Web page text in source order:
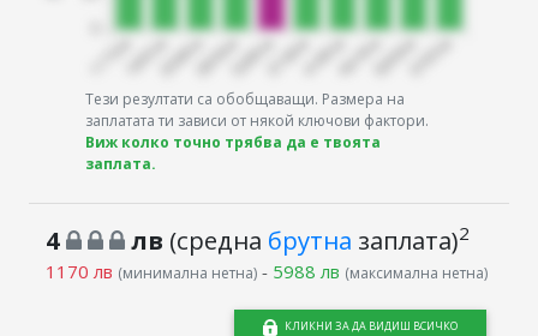
Тези резултати са обобщаващи. Размера на
заплатата ти зависи от някой ключови фактори.
Виж колко точно трябва да е твоята
заплата.
4 лв (средна брутна заплата)2
1170 лв (минимална нетна)- 5988 лв (максимална нетна)
КЛИКНИ ЗА ДА ВИДИШ ВСИЧКО